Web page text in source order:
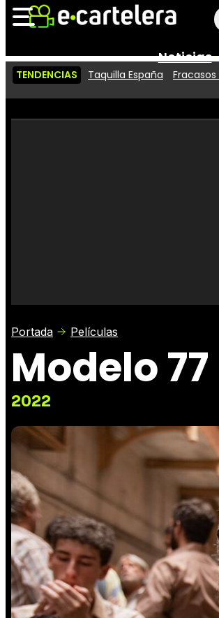
Noticias
Vídeos
TENDENCIAS Taquilla España
Portada Películas
Modelo 77
2022